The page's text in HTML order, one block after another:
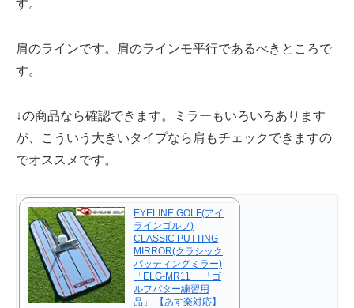
す。
肩のラインです。肩のラインモ平行であるべきところで
す。
↓の商品なら確認できます。ミラーもいろいろあります
が、こういう大きいタイプなら肩もチェックできますの
でオススメです。
EYELINE GOLF(アイ
ラインゴルフ)
CLASSIC PUTTING
MIRROR(クラシック
パッティングミラー)
「ELG-MR11」 「ゴ
ルフパター練習用
品」 【あす楽対応】